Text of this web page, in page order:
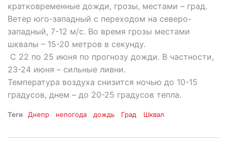
кратковременные дожди, грозы, местами – град.
Ветер юго-западный с переходом на северо-
западный, 7-12 м/с. Во время грозы местами
шквалы – 15-20 метров в секунду.
С 22 по 25 июня по прогнозу дожди. В частности,
23-24 июня – сильные ливни.
Температура воздуха снизится ночью до 10-15
градусов, днем – до 20-25 градусов тепла.
Теги Днепр непогода дождь Град Шквал